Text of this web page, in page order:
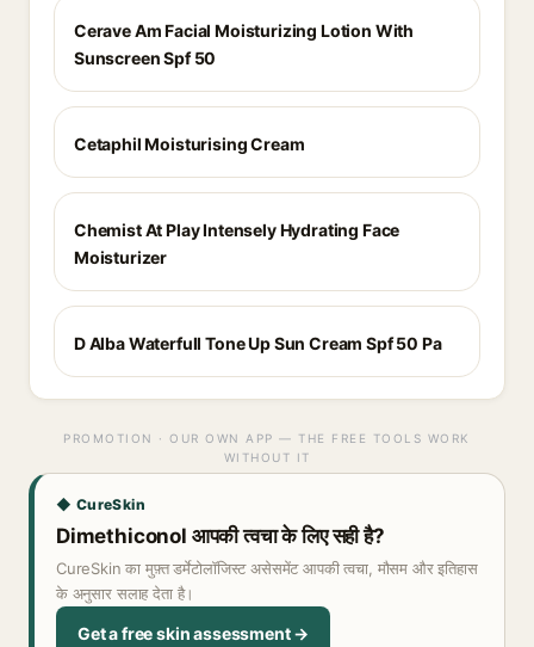
Cerave Am Facial Moisturizing Lotion With
Sunscreen Spf 50
Cetaphil Moisturising Cream
Chemist At Play Intensely Hydrating Face
Moisturizer
D Alba Waterfull Tone Up Sun Cream Spf 50 Pa
PROMOTION · OUR OWN APP — THE FREE TOOLS WORK
WITHOUT IT
◆ CureSkin
Dimethiconol आपकी त्वचा के लिए सही है?
CureSkin का मुफ़्त डर्मेटोलॉजिस्ट असेसमेंट आपकी त्वचा, मौसम और इतिहास
के अनुसार सलाह देता है।
Get a free skin assessment →